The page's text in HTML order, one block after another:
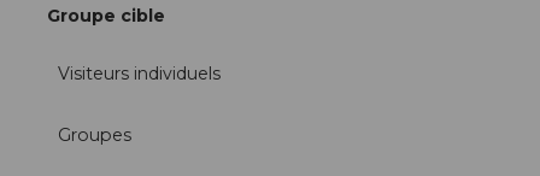
Groupe cible
Visiteurs individuels
Groupes